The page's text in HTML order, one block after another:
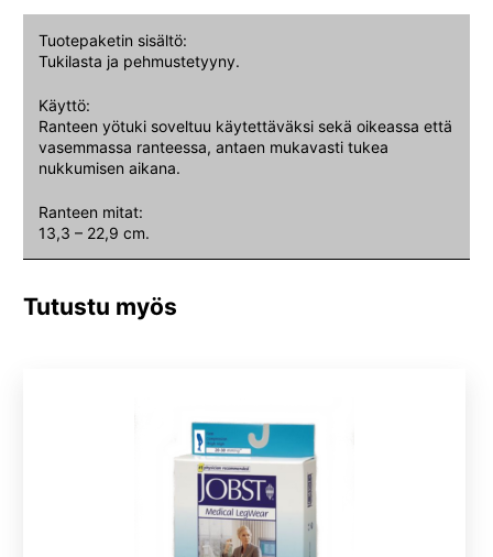
Tuotepaketin sisältö:
Tukilasta ja pehmustetyyny.
Käyttö:
Ranteen yötuki soveltuu käytettäväksi sekä oikeassa että
vasemmassa ranteessa, antaen mukavasti tukea
nukkumisen aikana.
Ranteen mitat:
13,3 – 22,9 cm.
Tutustu myös